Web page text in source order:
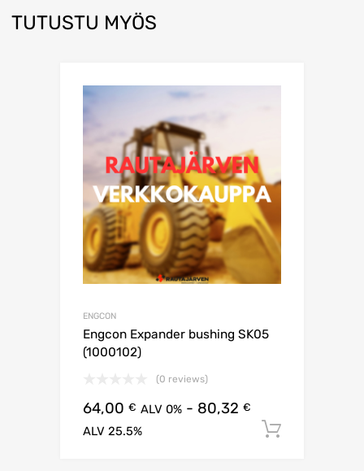
TUTUSTU MYÖS
ENGCON
Engcon Expander bushing SK05
(1000102)
(0 reviews)
64,00 € ALV 0% - 80,32 €
ALV 25.5%